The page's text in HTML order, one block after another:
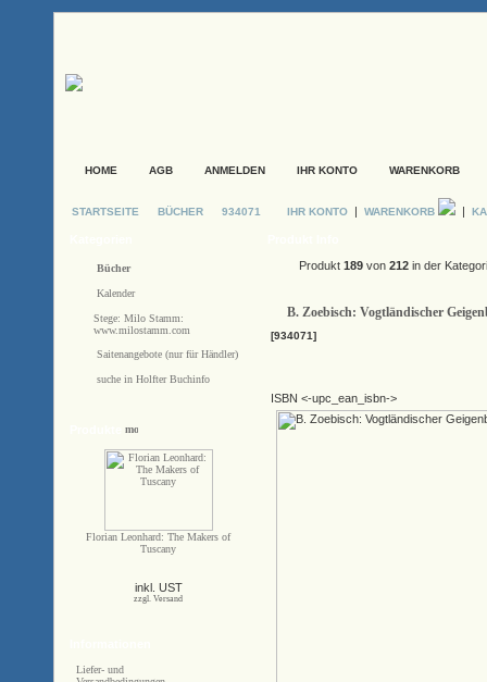
HOME AGB ANMELDEN IHR KONTO WARENKORB
STARTSEITE BÜCHER 934071 IHR KONTO| WARENKORB |
Bücher
Kalender
Stege: Milo Stamm:
www.milostamm.com
Saitenangebote (nur für Händler)
suche in Holfter Buchinfo
Florian Leonhard: The Makers of
Tuscany
inkl. UST
zzgl. Versand
Liefer- und
Produkt 189von 212in der
B. Zoebisch: Vogtländischer
[934071]
ISBN <-upc_ean_isbn->